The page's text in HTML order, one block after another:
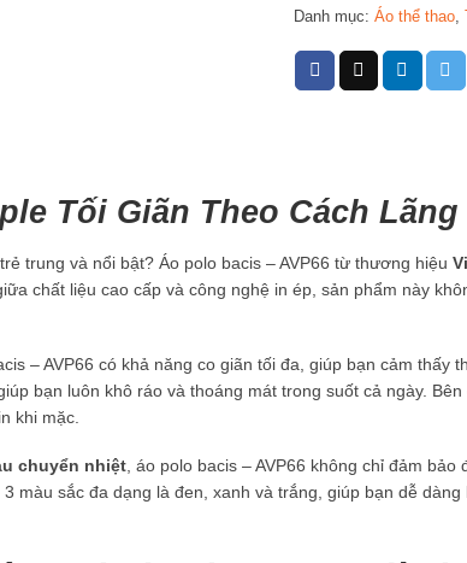
Danh mục: Áo thể thao,
Tối Giãn Theo Cách Lãng
trung và nổi bật? Áo polo bacis – AVP66 từ thương hiệu
chất liệu cao cấp và công nghệ in ép, sản phẩm này
– AVP66 có khả năng co giãn tối đa, giúp bạn cảm thấy
bạn luôn khô ráo và thoáng mát trong suốt cả ngày.
khi mặc.
chuyển nhiệt, áo polo bacis – AVP66 không chỉ đảm
màu sắc đa dạng là đen, xanh và trắng, giúp bạn dễ